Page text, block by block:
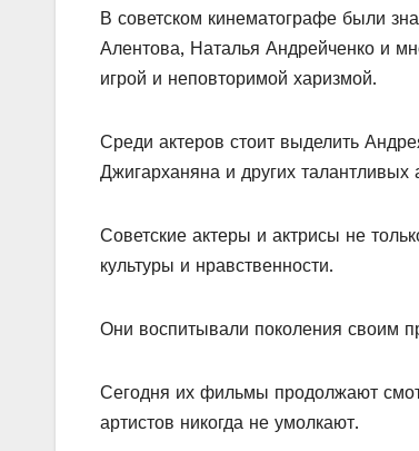
В советском кинематографе были
Алентова, Наталья Андрейченко и
игрой и неповторимой харизмой.
Среди актеров стоит выделить
Джигарханяна и других талантливых
Советские актеры и актрисы не
культуры и нравственности.
Они воспитывали поколения своим
Сегодня их фильмы продолжают
артистов никогда не умолкают.